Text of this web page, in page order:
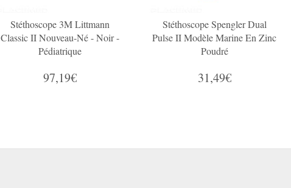
Stéthoscope 3M Littmann
Classic II Nouveau-Né - Noir -
Pédiatrique
97,19€
Stéthoscope Spengler Dual
Pulse II Modèle Marine En Zinc
Poudré
31,49€